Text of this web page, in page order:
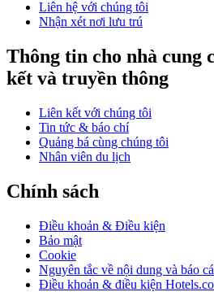
Liên hệ với chúng tôi
Nhận xét nơi lưu trú
Thông tin cho nhà cung
kết và truyền thông
Liên kết với chúng tôi
Tin tức & báo chí
Quảng bá cùng chúng tôi
Nhân viên du lịch
Chính sách
Điều khoản & Điều kiện
Bảo mật
Cookie
Nguyên tắc về nội dung và báo
Điều khoản & điều kiện